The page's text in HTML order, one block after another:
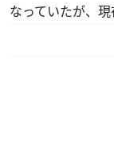
なっていたが、現